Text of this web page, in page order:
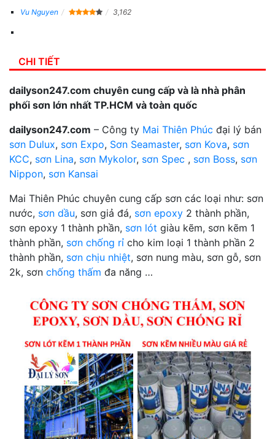
Vu Nguyen 3,162
CHI TIẾT
dailyson247.com chuyên cung cấp và là nhà phân
phối sơn lớn nhất TP.HCM và toàn quốc
dailyson247.com – Công ty Mai Thiên Phúc đại lý bán
sơn Dulux, sơn Expo, Sơn Seamaster, sơn Kova, sơn
KCC, sơn Lina, sơn Mykolor, sơn Spec , sơn Boss, sơn
Nippon, sơn Kansai
Mai Thiên Phúc chuyên cung cấp sơn các loại như: sơn
nước, sơn dầu, sơn giả đá, sơn epoxy 2 thành phần,
sơn epoxy 1 thành phần, sơn lót giàu kẽm, sơn kẽm 1
thành phần, sơn chống rỉ cho kim loại 1 thành phần 2
thành phần, sơn chịu nhiệt, sơn nung màu, sơn gỗ, sơn
2k, sơn chống thấm đa năng …